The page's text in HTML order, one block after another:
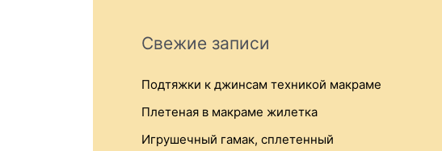
f
o
Свежие записи
Подтяжки к джинсам техникой макраме
Плетеная в макраме жилетка
Игрушечный гамак, сплетенный